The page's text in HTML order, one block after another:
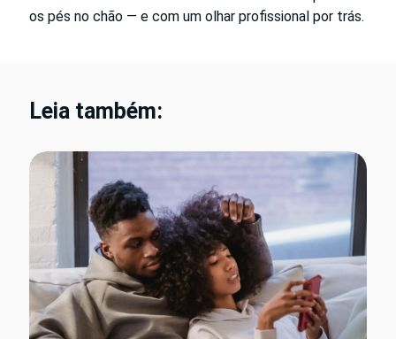
os pés no chão — e com um olhar profissional por trás.
Leia também: